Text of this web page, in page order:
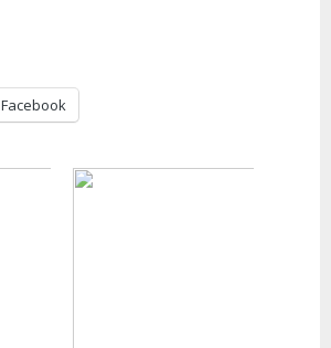
Facebook